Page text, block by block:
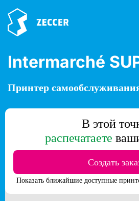
Intermarché
Принтер
В этой
распечатаете
Создать